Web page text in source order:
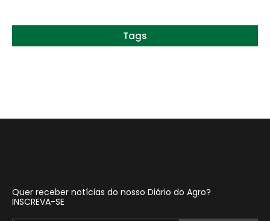
Tags
Quer receber notícias do nosso Diário do Agro?
INSCREVA-SE